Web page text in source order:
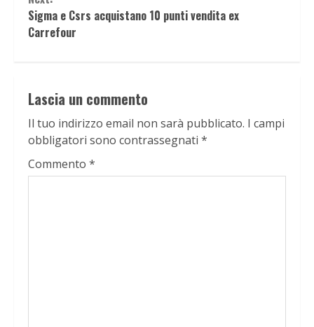
Sigma e Csrs acquistano 10 punti vendita ex
Carrefour
Lascia un commento
Il tuo indirizzo email non sarà pubblicato. I campi
obbligatori sono contrassegnati *
Commento *